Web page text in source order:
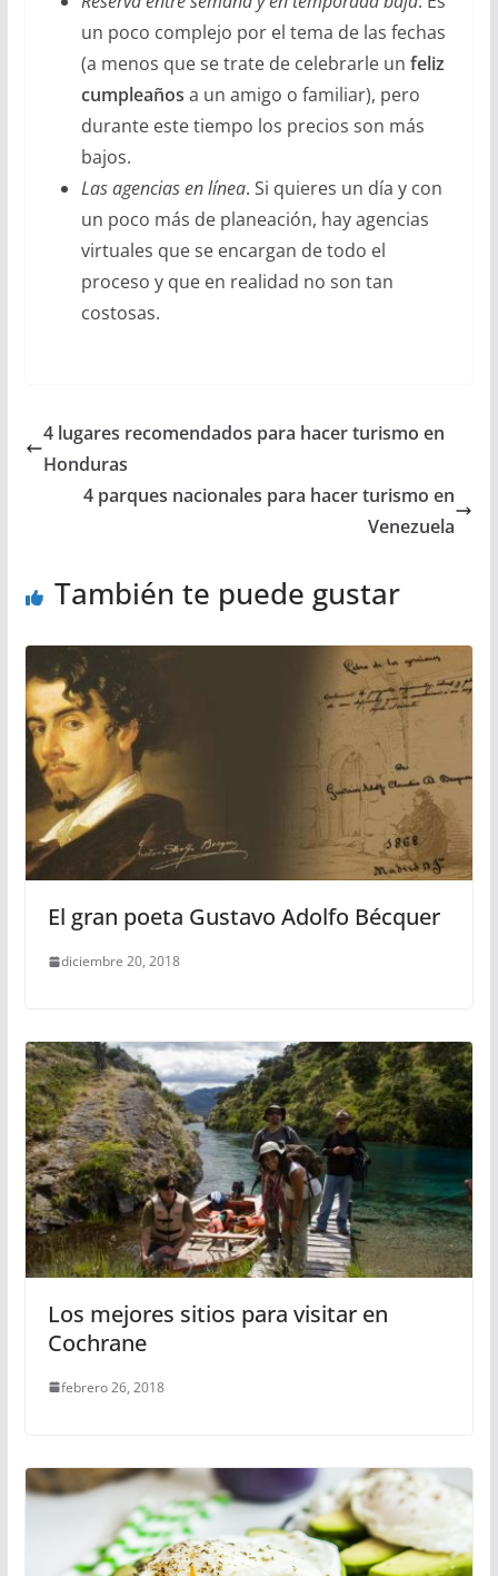
un poco complejo por el tema de las fechas
(a menos que se trate de celebrarle un feliz
cumpleaños a un amigo o familiar), pero
durante este tiempo los precios son más
bajos.
Las agencias en línea. Si quieres un día y con
un poco más de planeación, hay agencias
virtuales que se encargan de todo el
proceso y que en realidad no son tan
costosas.
4 lugares recomendados para hacer turismo en
Honduras
4 parques nacionales para hacer turismo en
Venezuela
También te puede gustar
El gran poeta Gustavo Adolfo Bécquer
diciembre 20, 2018
Los mejores sitios para visitar en
Cochrane
febrero 26, 2018